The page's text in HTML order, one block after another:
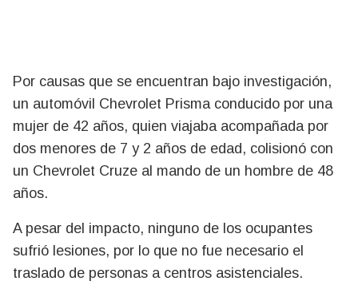
Por causas que se encuentran bajo investigación,
un automóvil Chevrolet Prisma conducido por una
mujer de 42 años, quien viajaba acompañada por
dos menores de 7 y 2 años de edad, colisionó con
un Chevrolet Cruze al mando de un hombre de 48
años.
A pesar del impacto, ninguno de los ocupantes
sufrió lesiones, por lo que no fue necesario el
traslado de personas a centros asistenciales.